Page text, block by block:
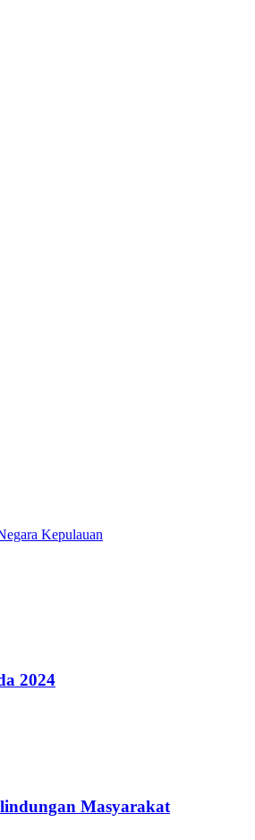
Kepulauan
2024
Masyarakat